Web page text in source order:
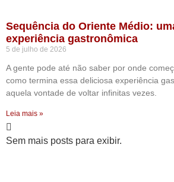
Sequência do Oriente Médio:
experiência gastronômica
5 de julho de 2026
A gente pode até não saber por onde
como termina essa deliciosa experiência
aquela vontade de voltar infinitas vezes.
Leia mais »
Sem mais posts para exibir.